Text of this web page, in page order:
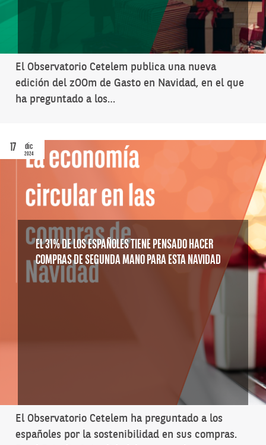
El Observatorio Cetelem publica una nueva
edición del zOOm de Gasto en Navidad, en el que
ha preguntado a los…
17 dic
2024
EL 31% DE LOS ESPAÑOLES TIENE PENSADO HACER
COMPRAS DE SEGUNDA MANO PARA ESTA NAVIDAD
El Observatorio Cetelem ha preguntado a los
españoles por la sostenibilidad en sus compras.